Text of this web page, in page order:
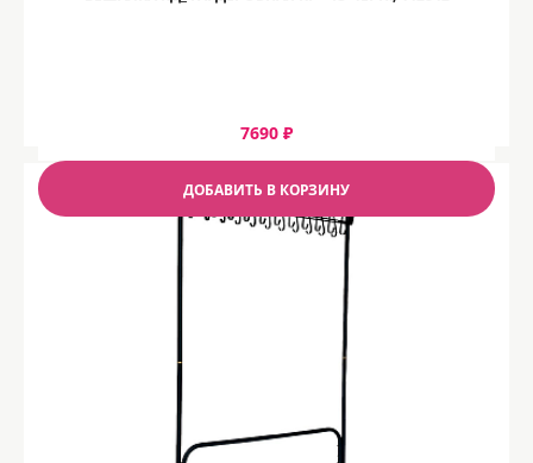
7690 ₽
ДОБАВИТЬ В КОРЗИНУ